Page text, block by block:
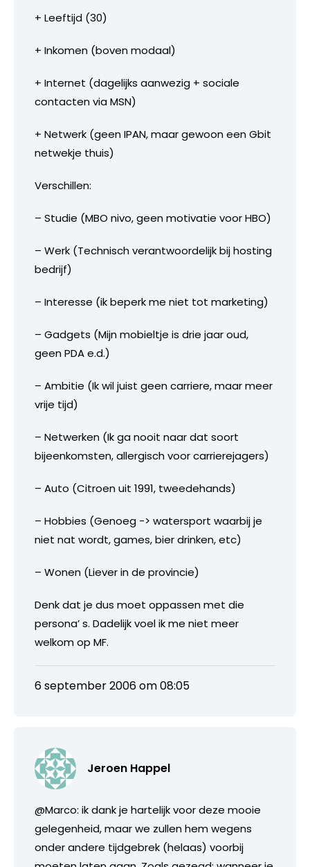
+ Leeftijd (30)
+ Inkomen (boven modaal)
+ Internet (dagelijks aanwezig + sociale
contacten via MSN)
+ Netwerk (geen IPAN, maar gewoon een Gbit
netwekje thuis)
Verschillen:
– Studie (MBO nivo, geen motivatie voor HBO)
– Werk (Technisch verantwoordelijk bij hosting
bedrijf)
– Interesse (ik beperk me niet tot marketing)
– Gadgets (Mijn mobieltje is drie jaar oud,
geen PDA e.d.)
– Ambitie (Ik wil juist geen carriere, maar meer
vrije tijd)
– Netwerken (Ik ga nooit naar dat soort
bijeenkomsten, allergisch voor carrierejagers)
– Auto (Citroen uit 1991, tweedehands)
– Hobbies (Genoeg -> watersport waarbij je
niet nat wordt, games, bier drinken, etc)
– Wonen (Liever in de provincie)
Denk dat je dus moet oppassen met die
persona’ s. Dadelijk voel ik me niet meer
welkom op MF.
6 september 2006 om 08:05
Jeroen Happel
@Marco: ik dank je hartelijk voor deze mooie
gelegenheid, maar we zullen hem wegens
onder andere tijdgebrek (helaas) voorbij